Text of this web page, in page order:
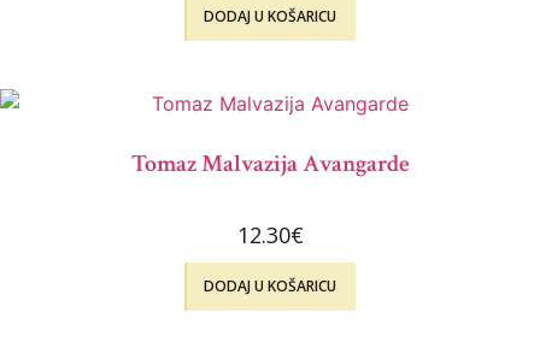
DODAJ U KOŠARICU
Tomaz Malvazija Avangarde
12.30€
DODAJ U KOŠARICU